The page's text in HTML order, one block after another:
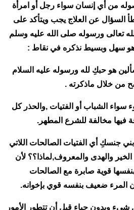
من أي إنسان سواء رجل أو امرأة
السؤال عن العلاج يجب ويتأكد على
تعالى ورسوله صلى الله عليه وسلم
سهل وبسيط نذكره في نقاط :
هو حبكِ لله ورسوله عليه السلام
من خلال ماذكرته .
سواء الشباب أو الفتيات ,والحذر كل
فيها مخالفة للشرع المطهر.
بني جنسكِ أي الفتيات الصالحات اللاتي
والهدى والمعروف,لماذا؟؟ لأن
قوية صابرة مع الصالحات
المرء ضعيف بنفسه قوي بإخوانه.
شيء وبدون حياء قبل أن تتطور الأمور